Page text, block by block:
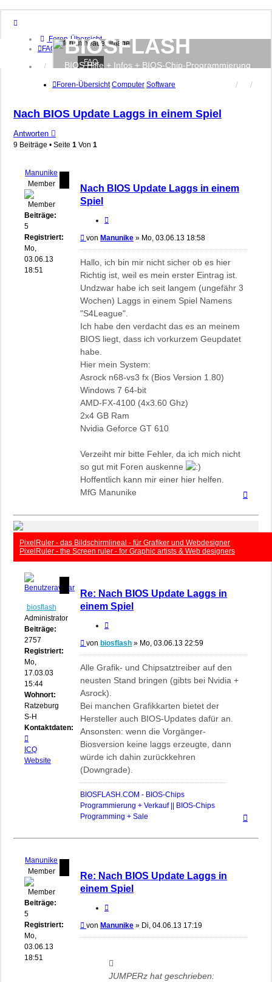
Foren-Übersicht
FAQ
Anmelden
BIOSFLASH
BIOS Hilfe + Infos + BIOS-Chip-Programmierung
FAQ
Foren-Übersicht Computer Software
Nach BIOS Update Laggs in einem Spiel
Antworten
9 Beiträge • Seite 1 Von 1
Manunike
Member
Beiträge:
5
Registriert:
Mo,
03.06.13
18:51
Nach BIOS Update Laggs in einem
Spiel
Beitrag
von Manunike » Mo, 03.06.13 18:58
Hallo, ich bin mir nicht sicher ob es hier
Richtig ist, weil es mein erster Eintrag ist.
Undzwar habe ich seit langem (ungefähr 3
Wochen) Laggs in einem Spiel Namens
"S4League".
Ich habe den verdacht das es an meinem
BIOS liegt, dass ich vorkurzem Geupdatet
habe.
Hier mein System:
Asrock n68-vs3 fx (Bios Version 1.80)
Windows 7 64-bit
AMD-FX-4100 (4x3.60 Ghz)
2x4 GB Ram
Nvidia Geforce GT 610
Verzeiht mir bitte Fehler, da ich mich nicht
so gut mit Foren auskenne
Hoffentlich kann mir einer hier helfen.
MfG Manunike
PixelRuler - das Bildschirmlineal - für Grafiker und Webdesigner
PixelRuler - the Screen ruler - for Graphic artists & Web designers
biosflash
Administrator
Beiträge:
2757
Registriert:
Mo,
17.03.03
15:44
Wohnort:
Ratzeburg,
S-H
Kontaktdaten:
von
biosflash
ICQ
Website
Re: Nach BIOS Update Laggs in
einem Spiel
Beitrag
von biosflash » Mo, 03.06.13 22:59
Alle Grafik- und Chipsatztreiber auf den
neusten Stand bringen (gibts bei Nvidia +
Asrock).
Bei manchen Grafikkarten bietet der
Hersteller auch BIOS-Updates dafür an.
Ansonsten: wenn die Vorgänger-
Biosversion keine laggs erzeugte, dann
würde ich dahin zurückkehren
(Downgrade).
BIOSFLASH.COM - BIOS-Chips
Programmierung + Verkauf || BIOS-Chips
Programming + Sale
Manunike
Member
Beiträge:
5
Registriert:
Mo,
03.06.13
18:51
Re: Nach BIOS Update Laggs in
einem Spiel
Beitrag
von Manunike » Di, 04.06.13 17:19
JUMPERz hat geschrieben: